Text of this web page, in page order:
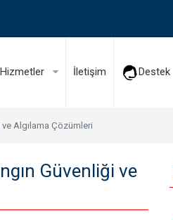
Hizmetler İletişim Destek
Algılama Çözümleri
Güvenliği ve